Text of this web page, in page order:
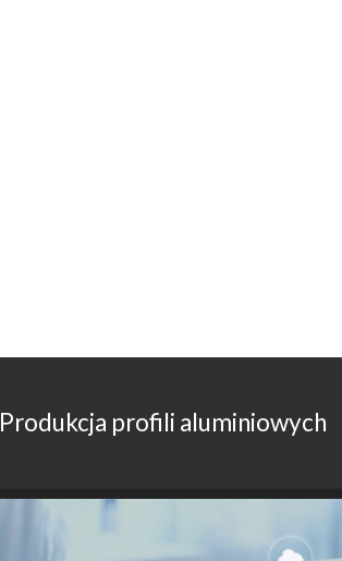
Produkcja profili aluminiowych